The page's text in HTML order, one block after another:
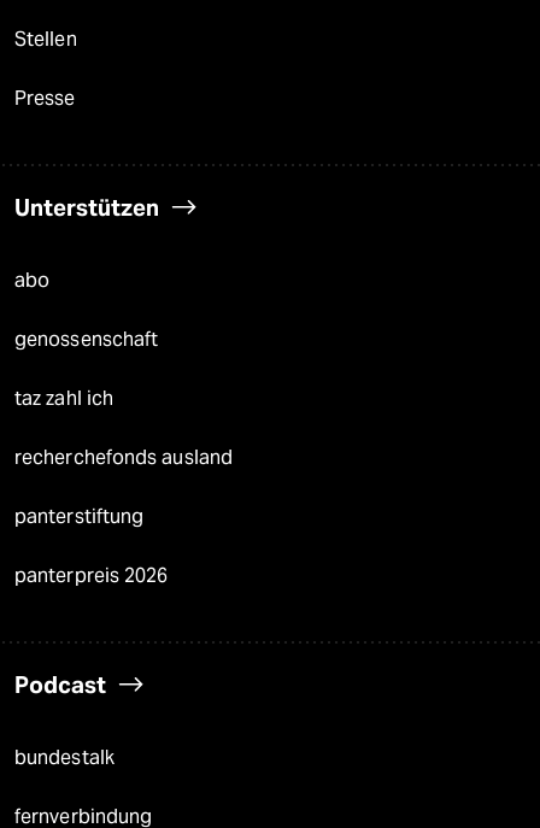
Stellen
Presse
Unterstützen
abo
genossenschaft
taz zahl ich
recherchefonds ausland
panterstiftung
panterpreis 2026
Podcast
bundestalk
fernverbindung